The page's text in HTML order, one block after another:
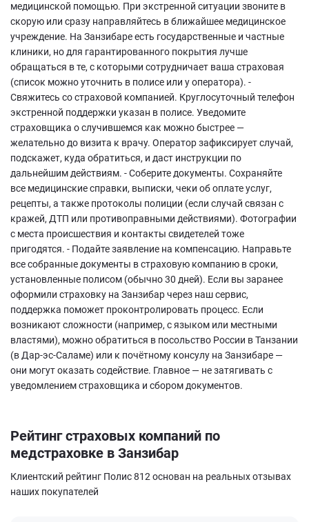
медицинской помощью. При экстренной ситуации звоните в
скорую или сразу направляйтесь в ближайшее медицинское
учреждение. На Занзибаре есть государственные и частные
клиники, но для гарантированного покрытия лучше
обращаться в те, с которыми сотрудничает ваша страховая
(список можно уточнить в полисе или у оператора). -
Свяжитесь со страховой компанией. Круглосуточный телефон
экстренной поддержки указан в полисе. Уведомите
страховщика о случившемся как можно быстрее —
желательно до визита к врачу. Оператор зафиксирует случай,
подскажет, куда обратиться, и даст инструкции по
дальнейшим действиям. - Соберите документы. Сохраняйте
все медицинские справки, выписки, чеки об оплате услуг,
рецепты, а также протоколы полиции (если случай связан с
кражей, ДТП или противоправными действиями). Фотографии
с места происшествия и контакты свидетелей тоже
пригодятся. - Подайте заявление на компенсацию. Направьте
все собранные документы в страховую компанию в сроки,
установленные полисом (обычно 30 дней). Если вы заранее
оформили страховку на Занзибар через наш сервис,
поддержка поможет проконтролировать процесс. Если
возникают сложности (например, с языком или местными
властями), можно обратиться в посольство России в Танзании
(в Дар-эс-Саламе) или к почётному консулу на Занзибаре —
они могут оказать содействие. Главное — не затягивать с
уведомлением страховщика и сбором документов.
Рейтинг страховых компаний по
медстраховке в Занзибар
Клиентский рейтинг Полис 812 основан на реальных отзывах
наших покупателей